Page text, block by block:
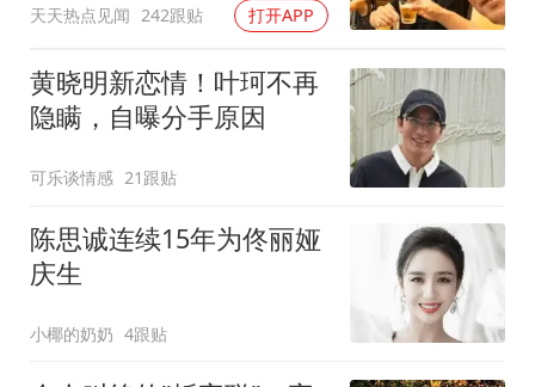
天天热点见闻 242跟贴 打开APP
黄晓明新恋情！叶珂不再
隐瞒，自曝分手原因
可乐谈情感 21跟贴
陈思诚连续15年为佟丽娅
庆生
小椰的奶奶 4跟贴